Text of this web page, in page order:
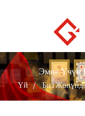
Эмне Үчүн
Үй Биз